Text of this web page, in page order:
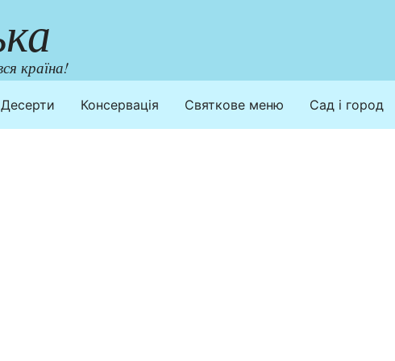
країна!
Десерти Консервація Святкове меню Сад і город